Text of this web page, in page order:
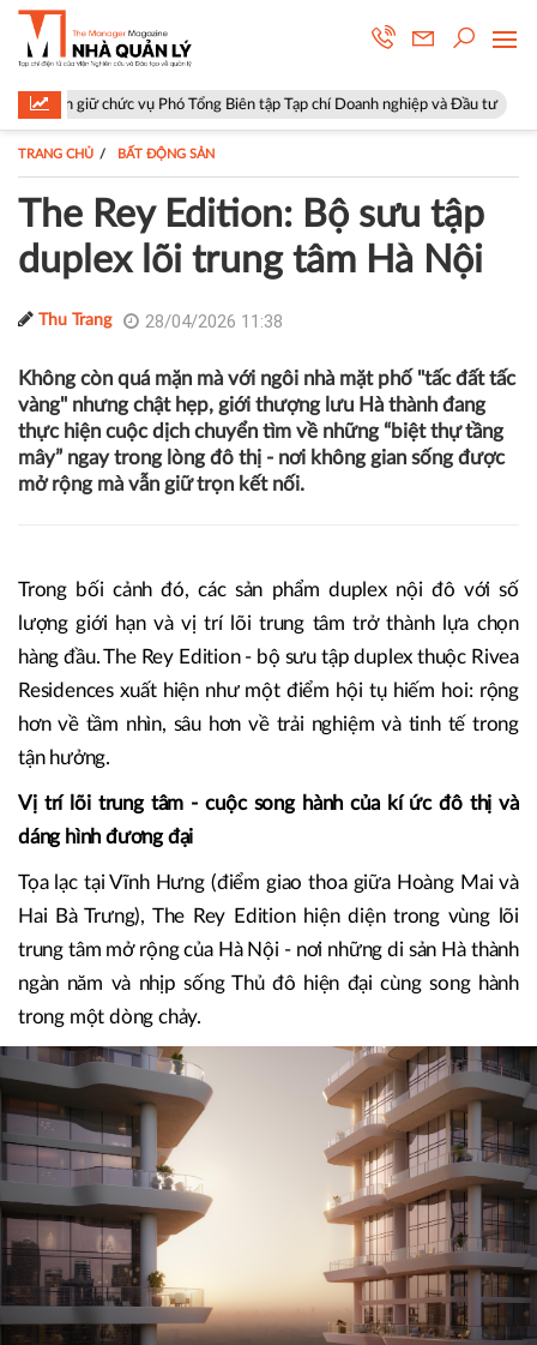
Phó Tổng Biên tập Tạp chí Doanh nghiệp và Đầu tư Hà Nội: Phường
TRANG CHỦ BẤT ĐỘNG SẢN
The Rey Edition: Bộ sưu tập
duplex lõi trung tâm Hà Nội
Thu Trang 28/04/2026 11:38
thực hiện cuộc dịch chuyển tìm về những “biệt thự tầng
mây” ngay trong lòng đô thị - nơi không gian sống được
mở rộng mà vẫn giữ trọn kết nối.
Trong bối cảnh đó, các sản phẩm duplex nội đô với số
hàng đầu. The Rey Edition - bộ sưu tập duplex thuộc Rivea
Residences xuất hiện như một điểm hội tụ hiếm hoi: rộng
hơn về tầm nhìn, sâu hơn về trải nghiệm và tinh tế trong
tận hưởng.
Vị trí lõi trung tâm - cuộc song hành của kí ức đô thị và
dáng hình đương đại
Tọa lạc tại Vĩnh Hưng (điểm giao thoa giữa Hoàng Mai và
Hai Bà Trưng), The Rey Edition hiện diện trong vùng lõi
trung tâm mở rộng của Hà Nội - nơi những di sản Hà thành
ngàn năm và nhịp sống Thủ đô hiện đại cùng song hành
trong một dòng chảy.